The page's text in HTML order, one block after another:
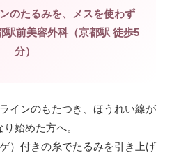
のたるみを、メスを使わず
駅前美容外科（京都駅 徒歩5
分）
インのもたつき、ほうれい線が
始めた方へ。
）付きの糸でたるみを引き上げ